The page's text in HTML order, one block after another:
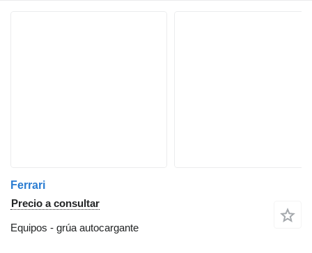
Ferrari
Precio a consultar
Equipos - grúa autocargante